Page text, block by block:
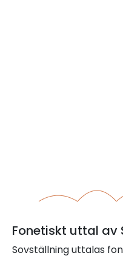
Fonetiskt uttal av
Sovställning uttalas